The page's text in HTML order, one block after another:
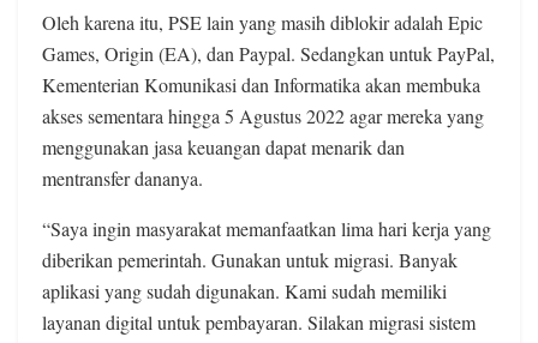
Oleh karena itu, PSE lain yang masih diblokir adalah Epic
Games, Origin (EA), dan Paypal. Sedangkan untuk PayPal,
Kementerian Komunikasi dan Informatika akan membuka
akses sementara hingga 5 Agustus 2022 agar mereka yang
menggunakan jasa keuangan dapat menarik dan
mentransfer dananya.
“Saya ingin masyarakat memanfaatkan lima hari kerja yang
diberikan pemerintah. Gunakan untuk migrasi. Banyak
aplikasi yang sudah digunakan. Kami sudah memiliki
layanan digital untuk pembayaran. Silakan migrasi sistem